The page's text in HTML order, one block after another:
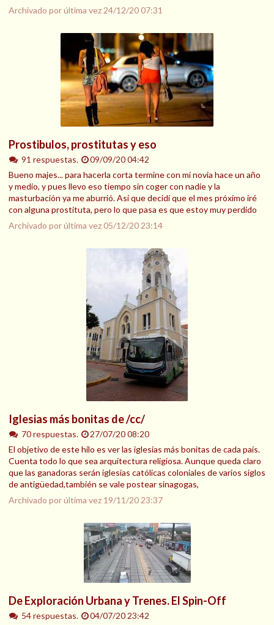
Archivado por última vez 24/12/20 07:31
Prostibulos, prostitutas y eso
91 respuestas.
09/09/20 04:42
Bueno majes... para hacerla corta termine con mi novia hace un año
y medio, y pues llevo eso tiempo sin coger con nadie y la
masturbación ya me aburrió. Así que decidí que el mes próximo iré
con alguna prostituta, pero lo que pasa es que estoy muy perdido
Archivado por última vez05/12/20 23:14
Iglesias más bonitas de /cc/
70 respuestas.
27/07/20 08:20
El objetivo de este hilo es ver las iglesias más bonitas de cada país.
Cuenta todo lo que sea arquitectura religiosa. Aunque queda claro
que las ganadoras serán iglesias católicas coloniales de varios siglos
de antigüedad,también se vale postear sinagogas,
Archivado por última vez 19/11/20 23:37
De Exploración Urbana y Trenes. El Spin-Off
54 respuestas.
04/07/20 23:42